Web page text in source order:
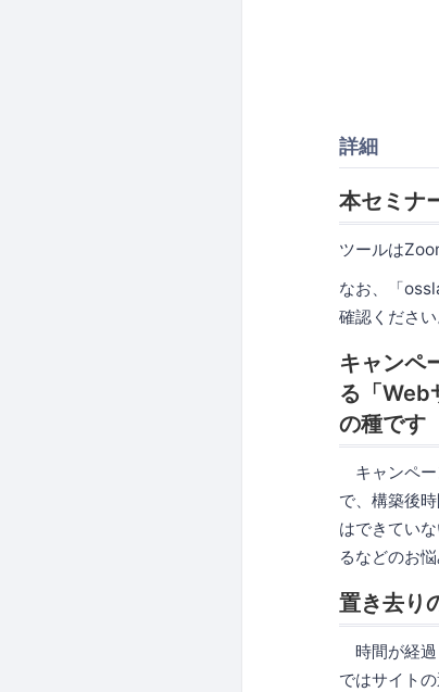
詳細
本セミナ
ツールは
なお、「
確認ください
キャンペ
る「Web
の種です
キャンペー
で、構築後
はできてい
るなどのお
置き去り
時間が経過
ではサイト